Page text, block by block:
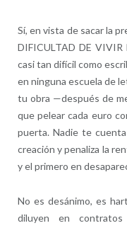
Sí, en vista de sacar la
DIFICULTAD DE
casi tan difícil como
en ninguna escuela de
tu obra —después de
que pelear cada euro
puerta. Nadie te
creación y penaliza la
y el primero en
No es desánimo, es
diluyen en contratos